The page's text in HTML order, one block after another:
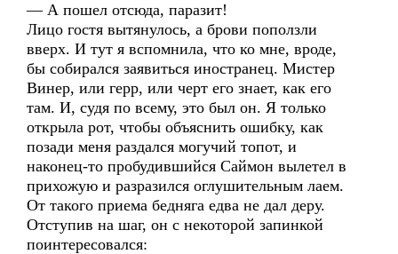
— А пошел отсюда, паразит!
Лицо гостя вытянулось, а брови поползли
вверх. И тут я вспомнила, что ко мне, вроде,
бы собирался заявиться иностранец. Мистер
Винер, или герр, или черт его знает, как его
там. И, судя по всему, это был он. Я только
открыла рот, чтобы объяснить ошибку, как
позади меня раздался могучий топот, и
наконец-то пробудившийся Саймон вылетел в
прихожую и разразился оглушительным лаем.
От такого приема бедняга едва не дал деру.
Отступив на шаг, он с некоторой запинкой
поинтересовался: